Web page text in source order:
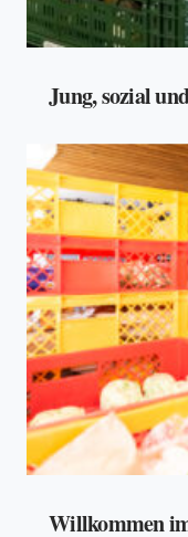
Jung, sozial
Willkommen